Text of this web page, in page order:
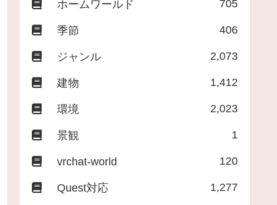
ホームワールド 705
季節 406
ジャンル 2,073
建物 1,412
環境 2,023
景観 1
vrchat-world 120
Quest対応 1,277